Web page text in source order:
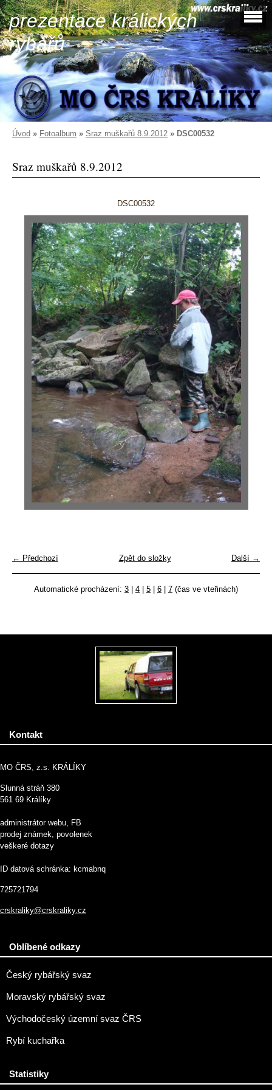
prezentace králických
rybářů
Úvod » Fotoalbum » Sraz muškařů 8.9.2012 » DSC00532
Sraz muškařů 8.9.2012
DSC00532
← Předchozí Další →
Zpět do složky
Automatické procházení: 3 4 5 6 7 (čas ve vteřinách)
Kontakt
MO ČRS, z.s. KRÁLÍKY
Slunná stráň 380
561 69 Králíky
administrátor webu, FB
prodej známek, povolenek
veškeré dotazy
ID datová schránka: kcmabnq
725721794
crskraliky@crskraliky.cz
Oblíbené odkazy
Český rybářský svaz
Moravský rybářský svaz
Východočeský územní svaz ČRS
Rybí kuchařka
Statistiky